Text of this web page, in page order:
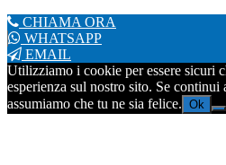
CHIAMA ORA
WHATSAPP
EMAIL
Utilizziamo i cookie per essere sicuri
esperienza sul nostro sito. Se
assumiamo che tu ne sia felice. Ok